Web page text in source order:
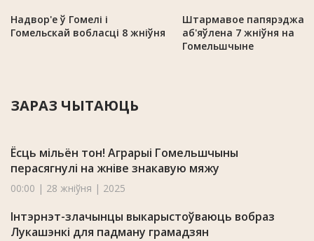
Надвор'е ў Гомелі і
Гомельскай вобласці 8 жніўня
Штармавое
аб'яўлена 7 жніўня на
Гомельшчыне
ЗАРАЗ ЧЫТАЮЦЬ
Ёсць мільён тон! Аграрыі Гомельшчыны
перасягнулі на жніве знакавую мяжу
00:00 | 28 жніўня | 2025
Інтэрнэт-злачынцы выкарыстоўваюць вобраз
Лукашэнкі для падману грамадзян